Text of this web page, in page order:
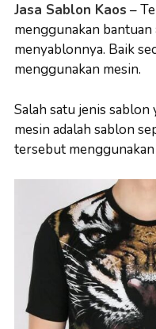
Jasa Sablon Kaos –
menggunakan
menyablonnya. Baik
menggunakan mesin.
Salah satu jenis
mesin adalah sablon
tersebut